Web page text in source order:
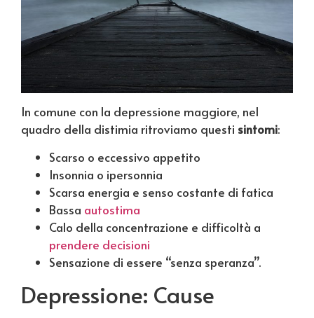
In comune con la depressione maggiore, nel
quadro della distimia ritroviamo questi sintomi:
Scarso o eccessivo appetito
Insonnia o ipersonnia
Scarsa energia e senso costante di fatica
Bassa autostima
Calo della concentrazione e difficoltà a
prendere decisioni
Sensazione di essere “senza speranza”.
Depressione: Cause